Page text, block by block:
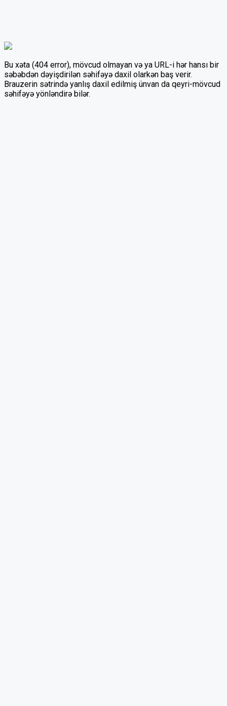
Bu xəta (404 error), mövcud olmayan və ya URL-i hər hansı bir
səbəbdən dəyişdirilən səhifəyə daxil olarkən baş verir.
Brauzerin sətrində yanlış daxil edilmiş ünvan da qeyri-mövcud
səhifəyə yönləndirə bilər.